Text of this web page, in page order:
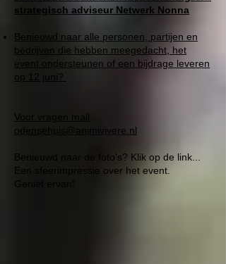
strategisch adviseur Netwerk Nonna
Benieuwd naar alle personen, partijen en
bedrijven die hebben meegedacht, het
event ondersteunen of een bijdrage leveren
op 12 juni?
Voor vragen mail
odensehuis@animivivere.nl
Benieuwd naar de foto's? Klik op de link...
Een sfeerimpressie over het event.
Geniet ervan!